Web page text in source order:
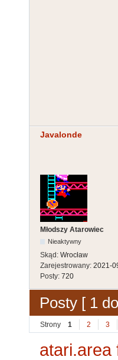
Javalonde
Młodszy Atarowiec
Nieaktywny
Skąd: Wrocław
Zarejestrowany: 2021-
Posty: 720
Posty [ 1
Strony 1 2 3
atari.area